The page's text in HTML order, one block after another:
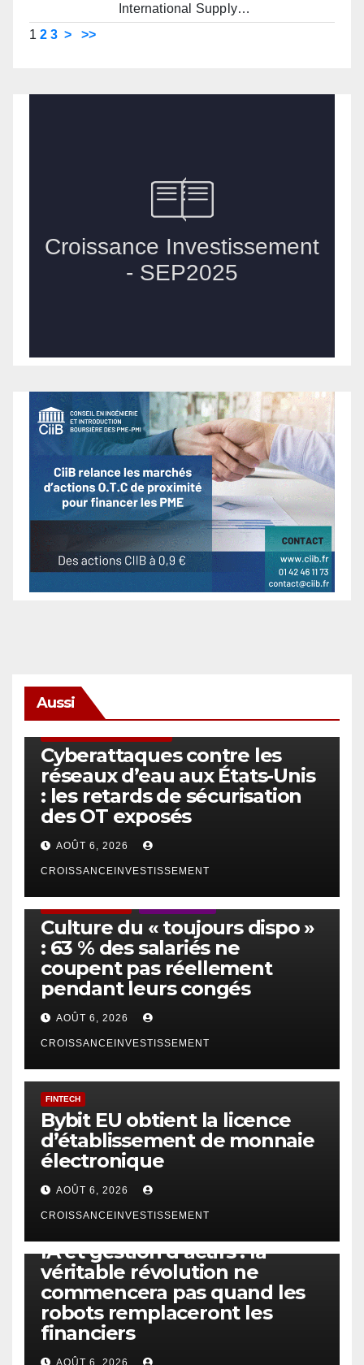
International Supply…
1 2 3 > >>
Aussi
Cyberattaques contre les
réseaux d’eau aux États-Unis
: les retards de sécurisation
des OT exposés
AOÛT 6, 2026
CROISSANCEINVESTISSEMENT
Culture du « toujours dispo »
: 63 % des salariés ne
coupent pas réellement
pendant leurs congés
AOÛT 6, 2026
CROISSANCEINVESTISSEMENT
FINTECH
Bybit EU obtient la licence
d’établissement de monnaie
électronique
AOÛT 6, 2026
CROISSANCEINVESTISSEMENT
IA et gestion d’actifs : la
véritable révolution ne
commencera pas quand les
robots remplaceront les
financiers
AOÛT 6, 2026